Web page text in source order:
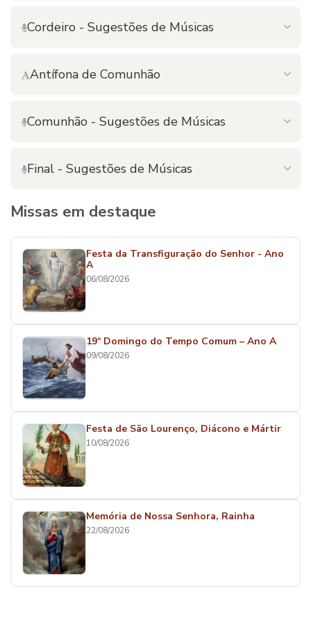
Cordeiro - Sugestões de Músicas
Antífona de Comunhão
Comunhão - Sugestões de Músicas
Final - Sugestões de Músicas
Missas em destaque
Festa da Transfiguração do Senhor - Ano
A
06/08/2026
19º Domingo do Tempo Comum – Ano A
09/08/2026
Festa de São Lourenço, Diácono e Mártir
10/08/2026
Memória de Nossa Senhora, Rainha
22/08/2026